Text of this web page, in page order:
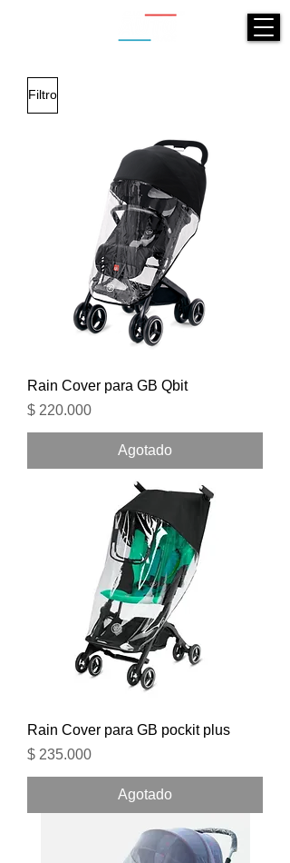
Filtro
Rain Cover para GB Qbit
Precio
$ 220.000
Agotado
Rain Cover para GB pockit plus
Precio
$ 235.000
Agotado